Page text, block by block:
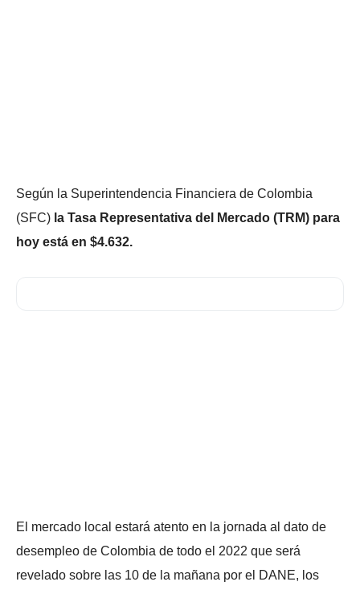
Según la Superintendencia Financiera de Colombia
(SFC) la Tasa Representativa del Mercado (TRM) para
hoy está en $4.632.
El mercado local estará atento en la jornada al dato de
desempleo de Colombia de todo el 2022 que será
revelado sobre las 10 de la mañana por el DANE, los